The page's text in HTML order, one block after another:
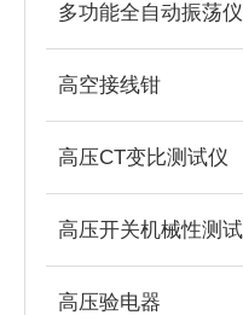
多功能全自动振荡仪
高空接线钳
高压CT变比测试仪
高压开关机械性测
高压验电器